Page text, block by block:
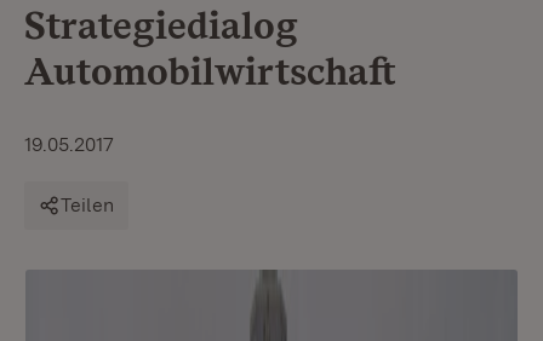
Strategiedialog
Automobilwirtschaft
19.05.2017
Teilen